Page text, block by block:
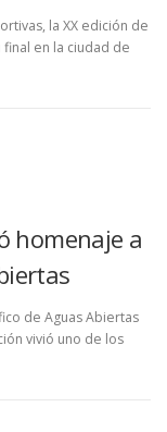
la XX edición de
en la ciudad de
homenaje a
de Aguas Abiertas
vivió uno de los